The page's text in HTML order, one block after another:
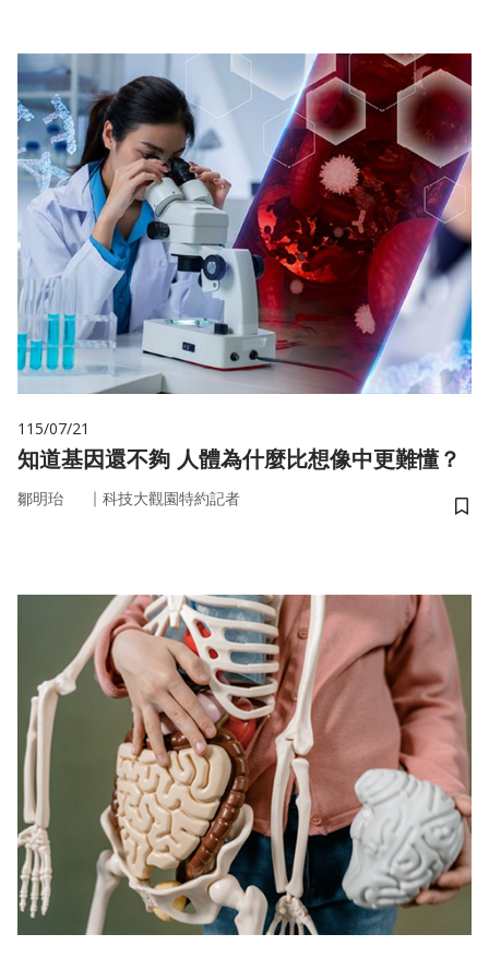
115/07/21
知道基因還不夠 人體為什麼比想像中更難懂？
鄒明珆 ｜ 科技大觀園特約記者
儲